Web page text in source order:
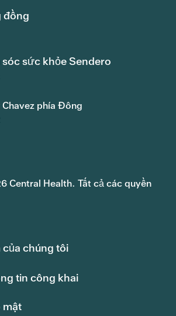
đồng
sức khỏe Sendero
Chavez phía Đông
Central Health. Tất cả các quyền
chúng tôi
tin công khai
mật